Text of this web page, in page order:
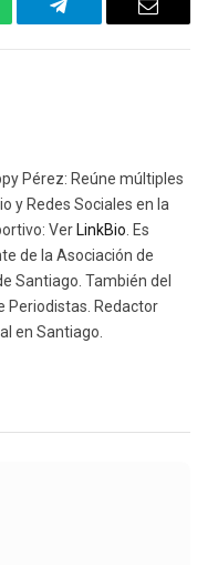
Telegram Email
Pérez: Reúne múltiples
y Redes Sociales en la
Ver LinkBio . Es
de la Asociación de
Santiago. También del
Periodistas. Redactor
en Santiago.